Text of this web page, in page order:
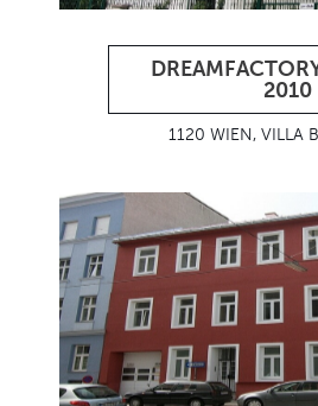
2010
1120 WIEN, VILLA